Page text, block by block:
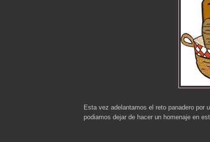
Esta vez adelantamos el reto panadero por
podiamos dejar de hacer un homenaje en